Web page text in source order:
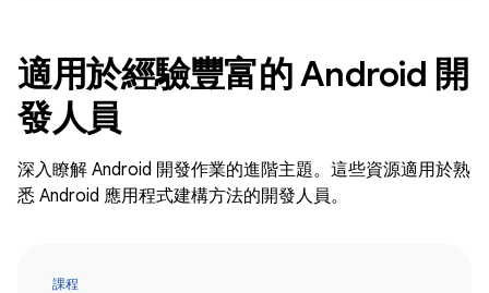
適用於經驗豐富的 Android 開
發人員
深入瞭解 Android 開發作業的進階主題。這些資源適用於熟
悉 Android 應用程式建構方法的開發人員。
課程